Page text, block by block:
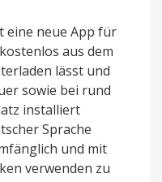
eine neue App für
aus dem
lässt und
sowie bei rund
installiert
Sprache
und mit
verwenden zu